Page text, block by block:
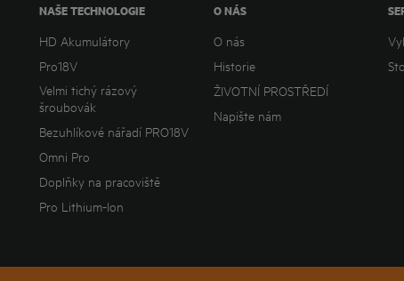
NAŠE TECHNOLOGIE
HD Akumulátory
Pro18V
Velmi tichý rázový
šroubovák
Bezuhlíkové nářadí PRO18V
Omni Pro
Doplňky na pracoviště
Pro Lithium-Ion
O NÁS
O nás
Historie
ŽIVOTNÍ PROSTŘEDÍ
Napište nám